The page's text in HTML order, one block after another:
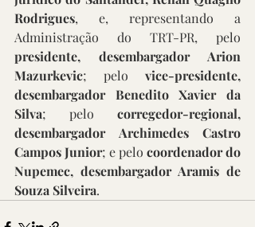
Rodrigues, e, representando a
presidente, desembargador Arion
Mazurkevic; pelo vice-presidente,
desembargador Benedito Xavier da
Silva; pelo corregedor-regional,
desembargador Archimedes Castro
Campos Junior; e pelo coordenador do
Nupemec, desembargador Aramis de
Souza Silveira.